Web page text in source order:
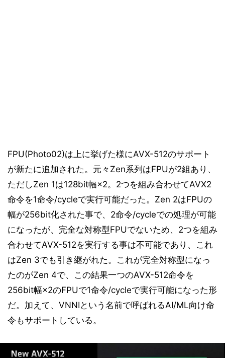
FPU(Photo02)は上に挙げた様にAVX-512のサポート
が新たに追加された。元々Zen系列はFPUが2組あり、
ただしZen 1は128bit幅×2。2つを組み合わせてAVX2
命令を1命令/cycleで実行可能だった。Zen 2はFPUの
幅が256bit化された事で、2命令/cycleでの処理が可能
になったが、完全な対称型FPUでないため、2つを組み
合わせてAVX-512を実行する事は不可能であり、これ
はZen 3でも引き継がれた。これが完全対称型になっ
たのがZen 4で、この結果一つのAVX-512命令を
256bit幅×2のFPUで1命令/cycleで実行可能になった形
だ。加えて、VNNIという名前で呼ばれるAI/ML向け命
令もサポートしている。